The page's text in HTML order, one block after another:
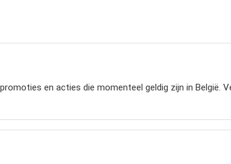
en acties die momenteel geldig zijn in België.